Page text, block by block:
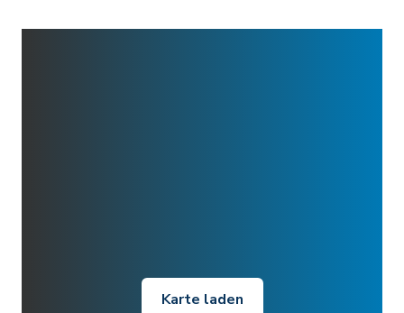
Karte laden